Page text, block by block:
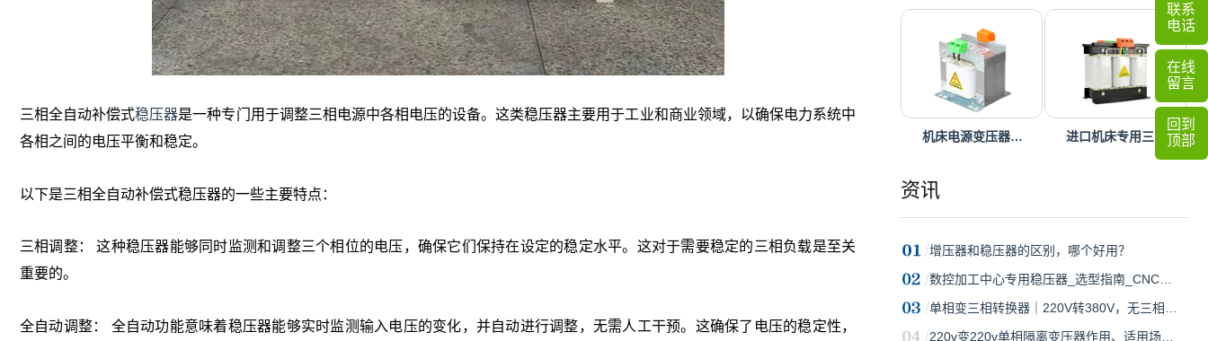
机床电源变压器… 进口机床专用三…
资讯
增压器和稳压器的区别，哪个好用？
数控加工中心专用稳压器_选型指南_CNC…
单相变三相转换器｜220V转380V，无三相…
220v变220v单相隔离变压器作用、适用场…
三相全自动补偿式稳压器是一种专门用于调整三相电源中各相电压的设备。这类稳压器主要用于工业和商业领域，以确保电力系统中
各相之间的电压平衡和稳定。
以下是三相全自动补偿式稳压器的一些主要特点：
三相调整： 这种稳压器能够同时监测和调整三个相位的电压，确保它们保持在设定的稳定水平。这对于需要稳定的三相负载是至关
重要的。
全自动调整： 全自动功能意味着稳压器能够实时监测输入电压的变化，并自动进行调整，无需人工干预。这确保了电压的稳定性，
联系
电话
在线
留言
回到
顶部